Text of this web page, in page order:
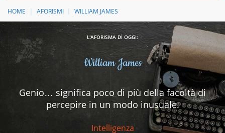
HOME AFORISMI WILLIAM JAMES
L'AFORISMA DI OGGI:
William James
Genio… significa poco di più della facoltà di
percepire in un modo inusuale.
Intelligenza